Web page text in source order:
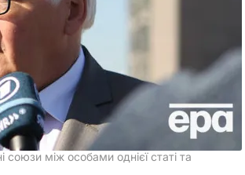
між особами однієї статі та